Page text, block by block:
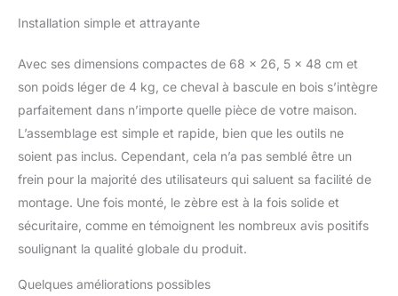
permanente d'un adulte)
Installation simple et attrayante
Avec ses dimensions compactes de 68 x 26, 5 x 48 cm et
son poids léger de 4 kg, ce cheval à bascule en bois s’intègre
parfaitement dans n’importe quelle pièce de votre maison.
L’assemblage est simple et rapide, bien que les outils ne
soient pas inclus. Cependant, cela n’a pas semblé être un
frein pour la majorité des utilisateurs qui saluent sa facilité de
montage. Une fois monté, le zèbre est à la fois solide et
sécuritaire, comme en témoignent les nombreux avis positifs
soulignant la qualité globale du produit.
Quelques améliorations possibles